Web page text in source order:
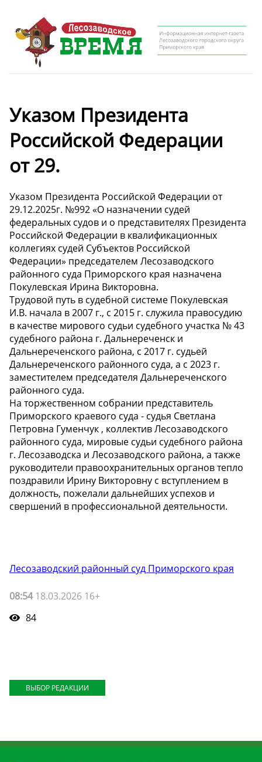
Указом Президента
Российской Федерации
от 29.
Указом Президента Российской Федерации от
29.12.2025г. №992 «О назначении судей
федеральных судов и о представителях Президента
Российской Федерации в квалификационных
коллегиях судей Субъектов Российской
Федерации» председателем Лесозаводского
районного суда Приморского края назначена
Покулевская Ирина Викторовна.
Трудовой путь в судебной системе Покулевская
И.В. начала в 2007 г., с 2015 г. служила правосудию
в качестве мирового судьи судебного участка № 43
судебного района г. Дальнереченск и
Дальнереченского района, с 2017 г. судьей
Дальнереченского районного суда, а с 2023 г.
заместителем председателя Дальнереченского
районного суда.
На торжественном собрании представитель
Приморского краевого суда - судья Светлана
Петровна Гуменчук , коллектив Лесозаводского
районного суда, мировые судьи судебного района
г. Лесозаводска и Лесозаводского района, а также
руководители правоохранительных органов тепло
поздравили Ирину Викторовну с вступлением в
должность, пожелали дальнейших успехов и
свершений в профессиональной деятельности.
Лесозаводский районный суд Приморского края
08:5418.03.2026 16+
84
ВЫБОР РЕДАКЦИИ